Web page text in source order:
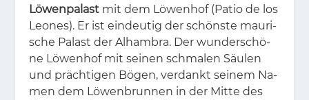
Löwenpalast mit dem Lö­wen­hof (Pa­tio de los
Leo­nes). Er ist ein­deu­tig der schöns­te mau­ri­
sche Pa­last der Al­ham­bra. Der wun­der­schö­
ne Lö­wen­hof mit sei­nen schma­len Säu­len
und präch­ti­gen Bö­gen, ver­dankt sei­nem Na­
men dem Lö­wen­brun­nen in der Mit­te des